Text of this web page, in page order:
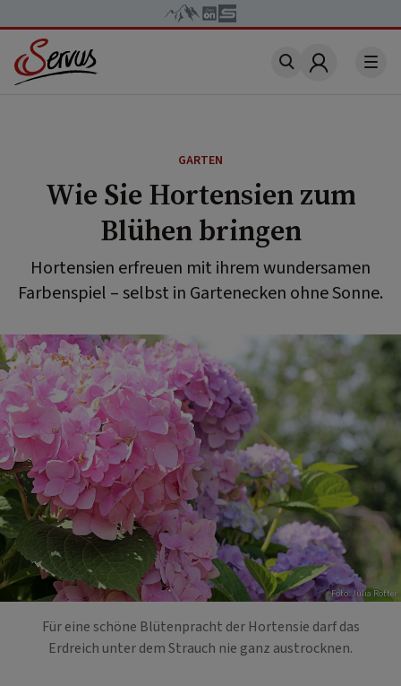
Account
GARTEN
Wie Sie Hortensien zum
Blühen bringen
Hortensien erfreuen mit ihrem wundersamen
Farbenspiel – selbst in Gartenecken ohne Sonne.
Foto: Julia Rotter
Für eine schöne Blütenpracht der Hortensie darf das
Erdreich unter dem Strauch nie ganz austrocknen.